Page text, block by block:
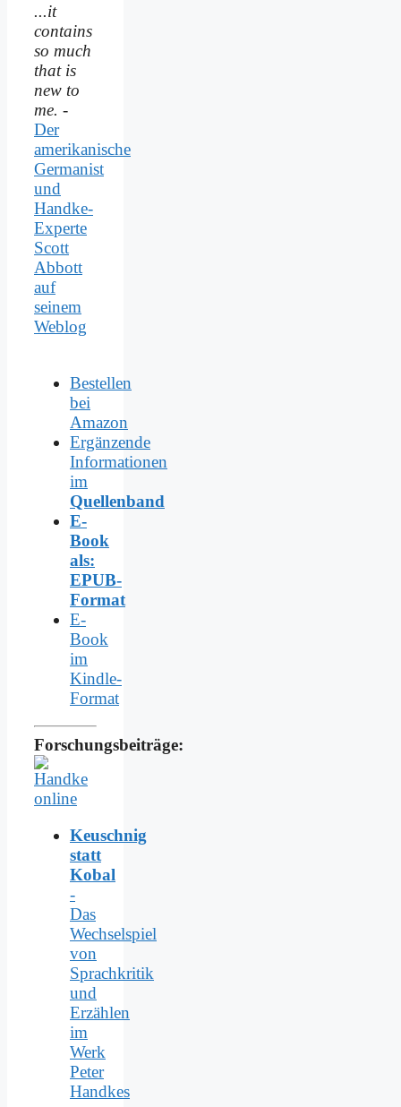
...it
contains
so much
that is
new to
me. -
Der
amerikanische
Germanist
und
Handke-
Experte
Scott
Abbott
auf
seinem
Weblog
Bestellen
bei
Amazon
Ergänzende
Informationen
im
Quellenband
E-
Book
als:
EPUB-
Format
E-
Book
im
Kindle-
Format
Forschungsbeiträge:
Keuschnig
statt
Kobal
-
Das
Wechselspiel
von
Sprachkritik
und
Erzählen
im
Werk
Peter
Handkes